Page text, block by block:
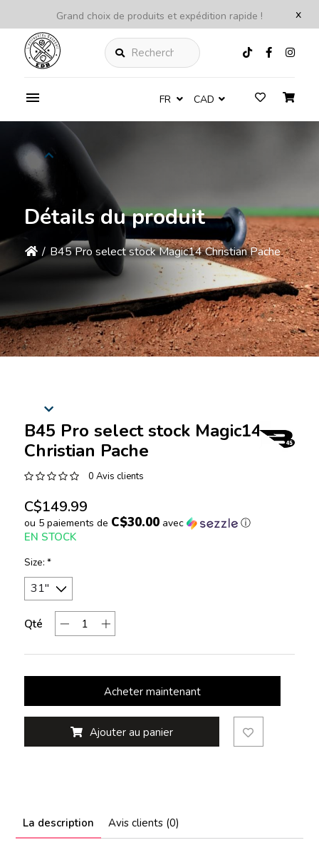
x
Grand choix de produits et expédition rapide !
Rechercher
FR CAD
Détails du produit
/ B45 Pro select stock Magic14 Christian Pache
B45 Pro select stock Magic14
Christian Pache
0 Avis clients
C$149.99
ou 5 paiements de C$30.00avec ⓘ
EN STOCK
Size: *
Qté
Acheter maintenant
Ajouter au panier
La description Avis clients (0)